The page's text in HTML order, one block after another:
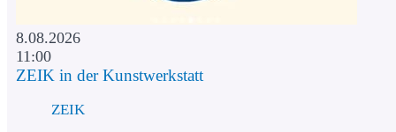
8.08.2026
11:00
ZEIK in der Kunstwerkstatt
ZEIK